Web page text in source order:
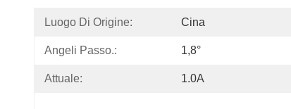
Luogo Di Origine: Cina
Angeli Passo.: 1,8°
Attuale: 1.0A